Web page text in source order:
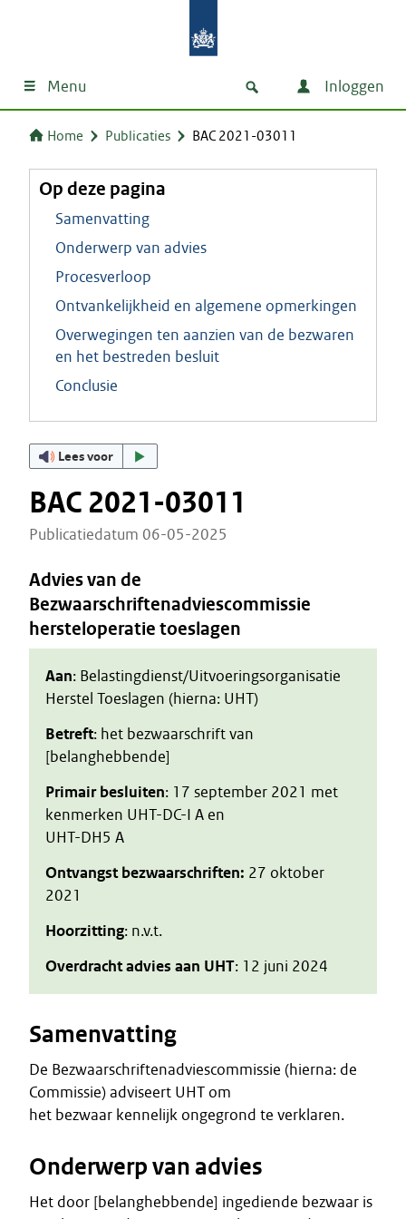
Menu Inloggen
Home Publicaties BAC 2021-03011
Op deze pagina
Samenvatting
Onderwerp van advies
Procesverloop
Ontvankelijkheid en algemene opmerkingen
Overwegingen ten aanzien van de bezwaren
en het bestreden besluit
Conclusie
Lees voor
BAC 2021-03011
Publicatiedatum 06-05-2025
Advies van de
Bezwaarschriftenadviescommissie
hersteloperatie toeslagen
Aan: Belastingdienst/Uitvoeringsorganisatie
Herstel Toeslagen (hierna: UHT)
Betreft: het bezwaarschrift van
[belanghebbende]
Primair besluiten: 17 september 2021 met
kenmerken UHT-DC-I A en
UHT-DH5 A
Ontvangst bezwaarschriften: 27 oktober
2021
Hoorzitting: n.v.t.
Overdracht advies aan UHT: 12 juni 2024
Samenvatting
De Bezwaarschriftenadviescommissie (hierna: de
Commissie) adviseert UHT om
het bezwaar kennelijk ongegrond te verklaren.
Onderwerp van advies
Het door [belanghebbende] ingediende bezwaar is